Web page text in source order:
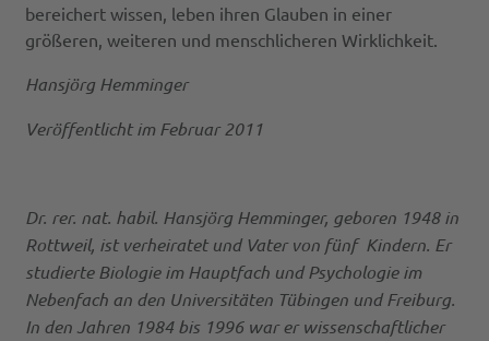
bereichert wissen, leben ihren Glauben in einer
größeren, weiteren und menschlicheren Wirklichkeit.
Hansjörg Hemminger
Veröffentlicht im Februar 2011
Dr. rer. nat. habil. Hansjörg Hemminger, geboren 1948 in
Rottweil, ist verheiratet und Vater von fünf Kindern. Er
studierte Biologie im Hauptfach und Psychologie im
Nebenfach an den Universitäten Tübingen und Freiburg.
In den Jahren 1984 bis 1996 war er wissenschaftlicher